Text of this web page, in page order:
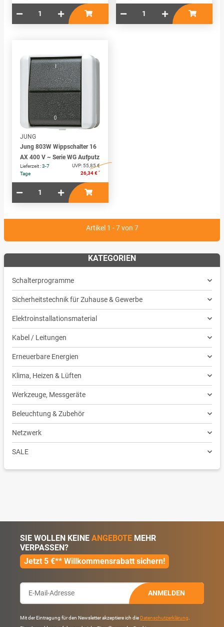
JUNG
Jung 803W Wippschalter 16
AX 400 V ~ Serie WG Aufputz
Lieferzeit :3-7
Tage
UVP: 55,85 €
26,34 € *
Artikel 1 - 7 von 7
KATEGORIEN
Schalterprogramme
Sicherheitstechnik für Zuhause & Gewerbe
Elektroinstallationsmaterial
Kabel / Leitungen
Erneuerbare Energien
Klima, Heizen & Lüften
Werkzeuge, Messgeräte
Beleuchtung & Zubehör
Netzwerk
SALE
SIE WOLLEN KEINE ANGEBOTE MEHR
VERPASSEN?
Jetzt 5 €** Willkommensrabatt sichern!
ANMELDEN
Mit der Eintragung für den Newsletter akzeptiere ich die Datenschutzerklärung